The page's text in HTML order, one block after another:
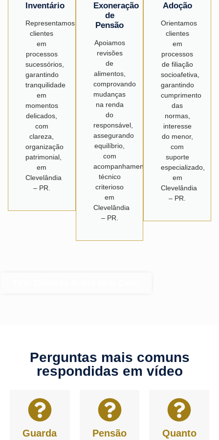
Inventário
Representamos
clientes
em
processos
sucessórios,
garantindo
tranquilidade
em
momentos
delicados,
com
clareza,
organização
patrimonial,
em
Clevelândia
– PR.
Exoneração
de
Pensão
Apoiamos
revisões
de
alimentos,
comprovando
mudanças
na renda
do
responsável,
assegurando
equilíbrio,
com
acompanhamento
técnico
criterioso
em
Clevelândia
– PR.
Adoção
Orientamos
clientes
em
processos
de filiação
socioafetiva,
garantindo
cumprimento
das
normas,
interesse
do menor,
com
suporte
especializado,
em
Clevelândia
– PR.
Perguntas mais comuns
respondidas em vídeo
Guarda
Pensão
Quanto